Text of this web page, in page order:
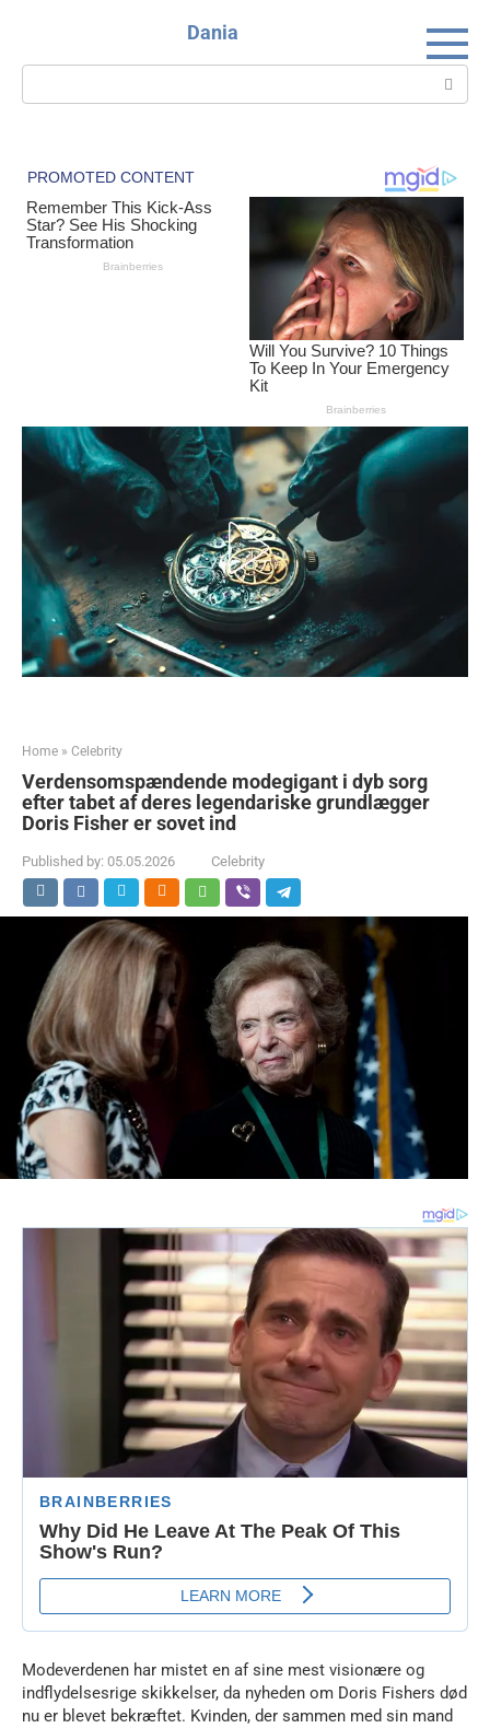
Dania
Search:
Home » Celebrity
Verdensomspændende modegigant i dyb sorg
efter tabet af deres legendariske grundlægger
Doris Fisher er sovet ind
Published by: 05.05.2026 Celebrity
Modeverdenen har mistet en af sine mest visionære og
indflydelsesrige skikkelser, da nyheden om Doris Fishers død
nu er blevet bekræftet. Kvinden, der sammen med sin mand